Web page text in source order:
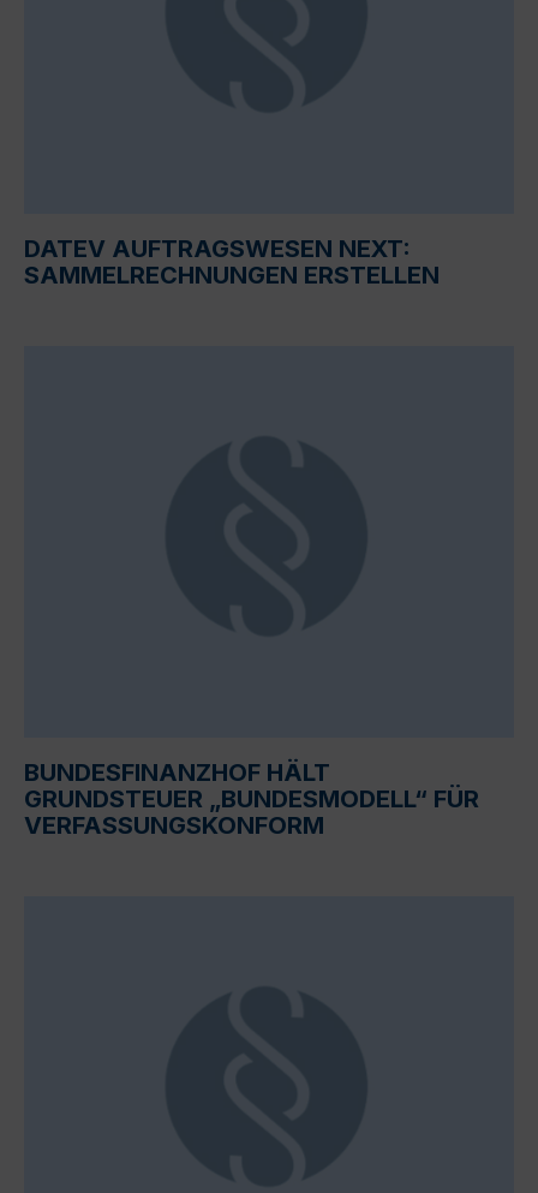
DATEV AUFTRAGSWESEN NEXT:
SAMMELRECHNUNGEN ERSTELLEN
BUNDESFINANZHOF HÄLT
GRUNDSTEUER „BUNDESMODELL“ FÜR
VERFASSUNGSKONFORM